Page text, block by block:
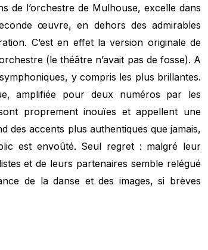
de l’orchestre de Mulhouse, excelle dans
œuvre, en dehors des admirables
C’est en effet la version originale de
(le théâtre n’avait pas de fosse). A
y compris les plus brillantes.
amplifiée pour deux numéros par les
proprement inouïes et appellent une
des accents plus authentiques que jamais,
est envoûté. Seul regret : malgré leur
et de leurs partenaires semble relégué
de la danse et des images, si brèves